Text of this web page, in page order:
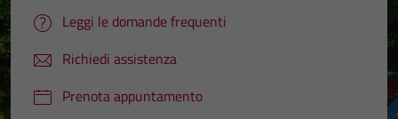
Leggi le domande frequenti
Richiedi assistenza
Prenota appuntamento